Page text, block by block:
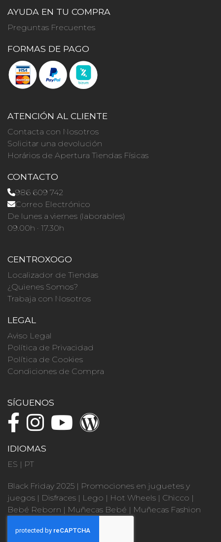
AYUDA EN TU COMPRA
Preguntas Frecuentes
FORMAS DE PAGO
ATENCIÓN AL CLIENTE
Contacta con Nosotros
Solicitar una devolución
Horários de Apertura Tiendas Físicas
CONTACTO
986 609 742
Correo Electrónico
De lunes a viernes (laborables)
09.00h · 17.30h
CENTROXOGO
Localizador de Tiendas
¿Quienes Somos?
Trabaja con Nosotros
LEGAL
Aviso Legal
Política de Privacidad
Política de Cookies
Condiciones de Compra
SÍGUENOS
IDIOMAS
ES | PT
Black Friday 2025 | Promociones en juguetes y
juegos | Disfraces | Lego | Hot Wheels | Chicco |
Bebé Reborn | Muñecas Bebé | Muñecas Fashion